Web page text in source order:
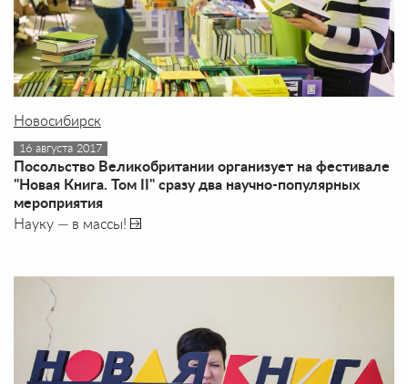
Новосибирск
16 августа 2017
Посольство Великобритании организует на фестивале
"Новая Книга. Том II" сразу два научно-популярных
мероприятия
Науку — в массы!